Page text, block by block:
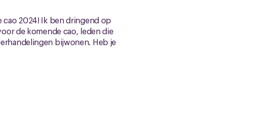
cao 2024! Ik ben dringend op
de komende cao, leden die
bijwonen. Heb je